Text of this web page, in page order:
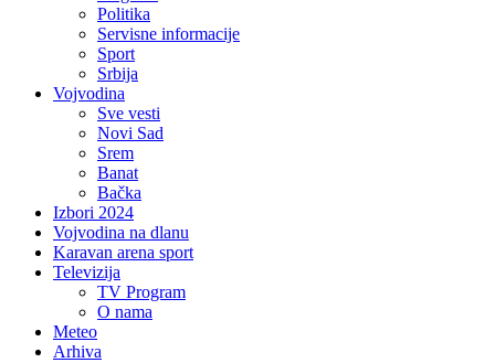
Politika
Servisne informacije
Sport
Srbija
Vojvodina
Sve vesti
Novi Sad
Srem
Banat
Bačka
Izbori 2024
Vojvodina na dlanu
Karavan arena sport
Televizija
TV Program
O nama
Meteo
Arhiva